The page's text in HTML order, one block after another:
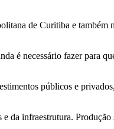
de Curitiba e também
é necessário fazer para
públicos e
da infraestrutura.